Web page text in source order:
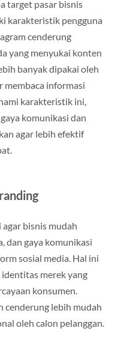
target pasar bisnis
karakteristik pengguna
cenderung
yang menyukai konten
banyak dipakai oleh
membaca informasi
karakteristik ini,
komunikasi dan
agar lebih efektif
bisnis mudah
dan gaya komunikasi
sosial media. Hal ini
merek yang
konsumen.
lebih mudah
oleh calon pelanggan.